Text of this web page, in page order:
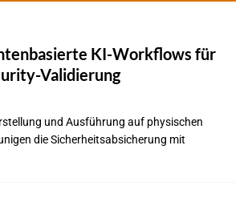
KI-Workflows für
Validierung
und Ausführung auf physischen
die Sicherheitsabsicherung mit